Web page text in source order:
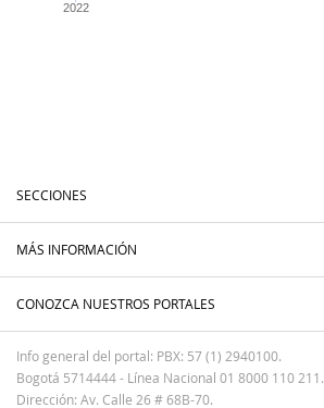
2022
SECCIONES
MÁS INFORMACIÓN
CONOZCA NUESTROS PORTALES
Info general del portal: PBX: 57 (1) 2940100.
Bogotá 5714444 - Línea Nacional 01 8000 110 211.
Dirección: Av. Calle 26 # 68B-70.